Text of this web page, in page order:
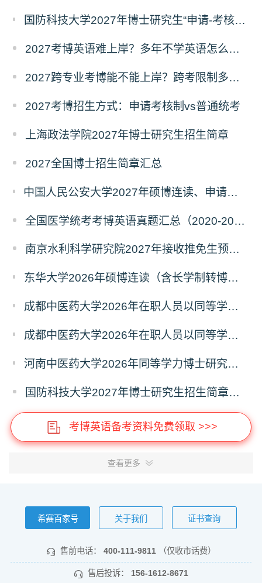
国防科技大学2027年博士研究生“申请-考核”制招生专业基础笔试考试大纲
2027考博英语难上岸？多年不学英语怎么备考？
2027跨专业考博能不能上岸？跨考限制多不多？
2027考博招生方式：申请考核制vs普通统考
上海政法学院2027年博士研究生招生简章
2027全国博士招生简章汇总
中国人民公安大学2027年硕博连读、申请考核、本科直博博士研究生招生报名事宜的通知
全国医学统考考博英语真题汇总（2020-2026年）
南京水利科学研究院2027年接收推免生预报名公告
东华大学2026年硕博连读（含长学制转博）博士研究生拟录取名单公示
成都中医药大学2026年在职人员以同等学力申请中西医结合博士学术学位招生章程
成都中医药大学2026年在职人员以同等学力申请中医博士专业学位招生章程
河南中医药大学2026年同等学力博士研究生招生拟进入复试人员名单公示
国防科技大学2027年博士研究生招生简章（预发版）
考博英语备考资料免费领取 >>>
查看更多
希赛百家号 关于我们 证书查询
售前电话： 400-111-9811 （仅收市话费）
售后投诉： 156-1612-8671